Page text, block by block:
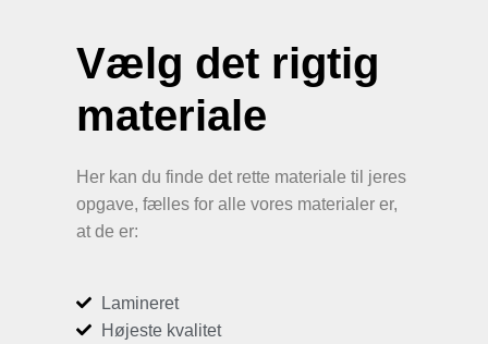
Vælg det rigtig
materiale
Her kan du finde det rette materiale til jeres
opgave, fælles for alle vores materialer er,
at de er:
Lamineret
Højeste kvalitet